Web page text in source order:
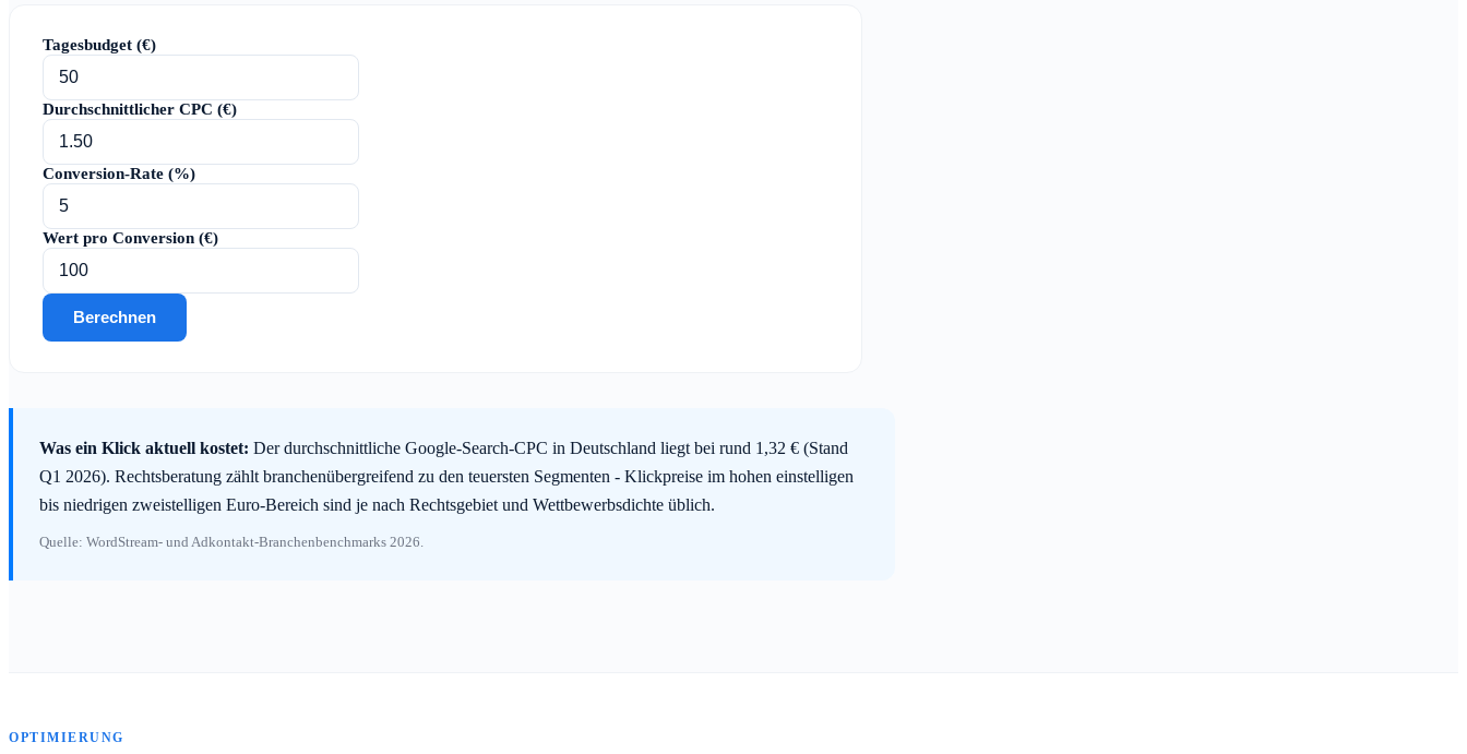
Tagesbudget (€)
Durchschnittlicher CPC (€)
Conversion-Rate (%)
Wert pro Conversion (€)
Berechnen
Was ein Klick aktuell kostet: Der durchschnittliche Google-Search-CPC in Deutschland liegt bei rund 1,32 € (Stand
Q1 2026). Rechtsberatung zählt branchenübergreifend zu den teuersten Segmenten - Klickpreise im hohen einstelligen
bis niedrigen zweistelligen Euro-Bereich sind je nach Rechtsgebiet und Wettbewerbsdichte üblich.
Quelle: WordStream- und Adkontakt-Branchenbenchmarks 2026.
OPTIMIERUNG